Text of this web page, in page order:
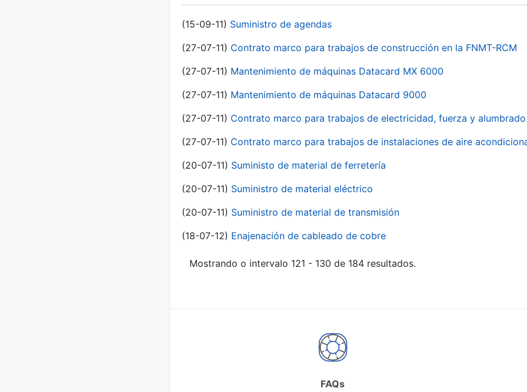
(15-09-11) Suministro de agendas
(27-07-11) Contrato marco para trabajos de construcción en la FNMT-RCM
(27-07-11) Mantenimiento de máquinas Datacard MX 6000
(27-07-11) Mantenimiento de máquinas Datacard 9000
(27-07-11) Contrato marco para trabajos de electricidad, fuerza y alumbrado
(27-07-11) Contrato marco para trabajos de instalaciones de aire
(20-07-11) Suministo de material de ferretería
(20-07-11) Suministro de material eléctrico
(20-07-11) Suministro de material de transmisión
(18-07-12) Enajenación de cableado de cobre
Mostrando o intervalo 121 - 130 de 184 resultados.
FAQs